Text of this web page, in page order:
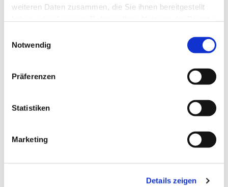
weiteren Daten zusammen, die Sie ihnen bereitgestellt
Notwendig
Präferenzen
Statistiken
Marketing
Details zeigen
interessieren